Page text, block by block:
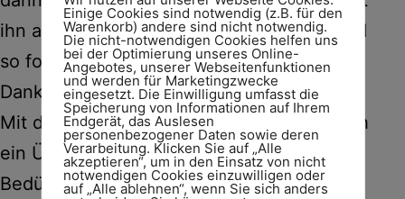
ihn als gar nicht so selbstverständlich. Und
so fokussiert sich Anita Obrist auf die
Dankbarkeit als ihr zentrales Learning.
Mit der veränderten Perspektive geht auch
ein Überdenken der eigenen
Bedürfnisstruktur einher. Fast automatisch
Einige Cookies sind notwendig (z.B. für den
Warenkorb) andere sind nicht notwendig.
Die nicht-notwendigen Cookies helfen uns
bei der Optimierung unseres Online-
Angebotes, unserer Webseitenfunktionen
und werden für Marketingzwecke
eingesetzt. Die Einwilligung umfasst die
Speicherung von Informationen auf Ihrem
Endgerät, das Auslesen
personenbezogener Daten sowie deren
Verarbeitung. Klicken Sie auf „Alle
akzeptieren“, um in den Einsatz von nicht
notwendigen Cookies einzuwilligen oder
auf „Alle ablehnen“, wenn Sie sich anders